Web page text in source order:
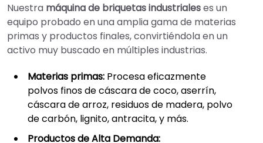
Nuestra máquina de briquetas industrialeses un
equipo probado en una amplia gama de materias
primas y productos finales, convirtiéndola en un
activo muy buscado en múltiples industrias.
Materias primas: Procesa eficazmente
polvos finos de cáscara de coco, aserrín,
cáscara de arroz, residuos de madera, polvo
de carbón, lignito, antracita, y más.
Productos de Alta Demanda: